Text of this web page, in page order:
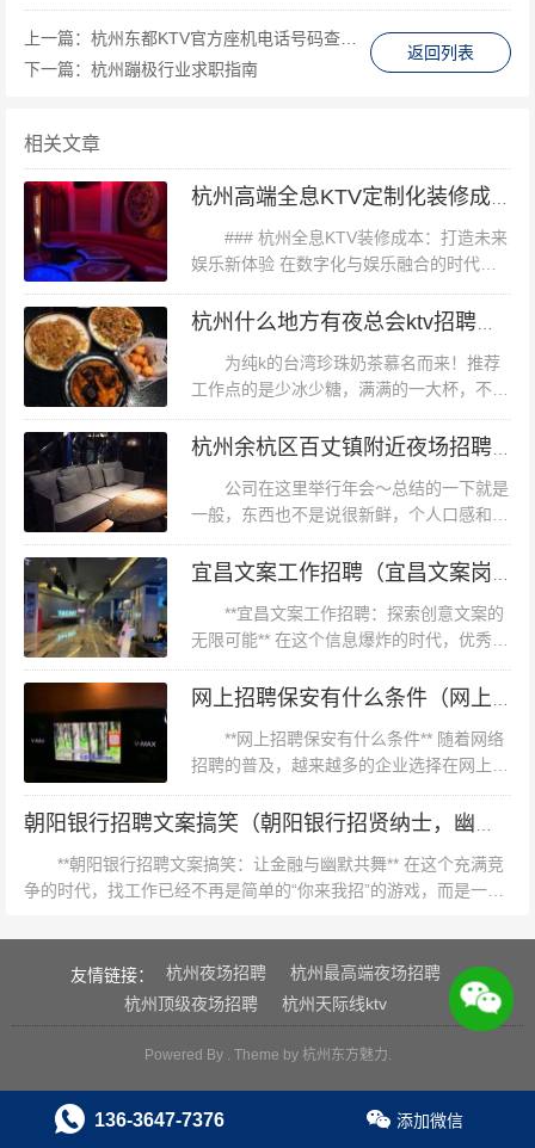
头。对于机械工程、材料科学等专业人才，绍兴的产业深
度能提供从研发到生产的完整职业链条。 *案例：90后程
槽至绍兴一家智能制造企业担任技术总监，既保留了技术
专长，又通过参与传统产业数字化改造获得了管理晋升空
间。* ### **二、人才政策：安居补贴与产业扶持的差异化
激励** 杭州推出"人才生态37条"，对博士研究生给予8万元
生活补贴，硕士3万元，本科1万元，同时提供共有产权
房、人才公寓等多元住房解决方案。2023年新增落户大学
生35万人，连续多年位居全国前列。 绍兴实施"名士之
乡"英才计划，对引进的顶尖人才团队最高给予1亿元资
助，重点产业紧缺人才可享受购房补贴、科研经费等"一站
式"支持。某新材料企业负责人透露："绍兴对制造业人才
的补贴力度甚至超过部分新一线城市。" ### **三、生活成
本：房价压力与宜居指数的平衡术** 杭州主城区新房均价
突破4万元/平方米，通勤高峰期平均时速仅18.7公里。而
绍兴越城区房价约为杭州的1/3，通勤时间普遍在30分钟以
内。根据《2023中国城市宜居指数报告》，绍兴在空气质
量、教育医疗资源等维度得分高于杭州。 *数据对比：* - *
返回列表
上一篇： 杭州东都KTV官方座机电话号码查询服务
下一篇： 杭州蹦极行业求职指南
相关文章
### 杭州全息KTV装修成本：打造未来
娱乐新体验 在数字化与娱乐融合的时代，
全息投影技术正逐步改变我们的娱乐方式。
杭州，这座历史悠久而又充满创新活力的城
为纯k的台湾珍珠奶茶慕名而来！推荐
工作点的是少冰少糖，满满的一大杯，不会
很甜腻，而且珍珠口感也很有嚼劲，近期没
有外卖可以点了，为了奶茶过来纯k亲自打
公司在这里举行年会～总结的一下就是
一般，东西也不是说很新鲜，个人口感和同
事的总结就是不会吃第二口，环境确实好，
和堂会相比个人推荐工作堂会可能环境不是
**宜昌文案工作招聘：探索创意文案的
无限可能** 在这个信息爆炸的时代，优秀的
文案工作者如同企业的笔耕者，用文字编织
梦想，用创意点亮品牌。如果你对文字有着
**网上招聘保安有什么条件** 随着网络
招聘的普及，越来越多的企业选择在网上发
布招聘信息，寻找合适的保安人才。那么，
网上招聘保安有哪些条件呢？本文将为您详
**朝阳银行招聘文案搞笑：让金融与幽默共舞** 在这个充满竞
争的时代，找工作已经不再是简单的“你来我招”的游戏，而是一场
金融...
友情链接：
杭州夜场招聘
杭州最高端夜场招聘
杭州顶级夜场招聘
杭州天际线ktv
Powered By . Theme by 杭州东方魅力.
136-3647-7376 添加微信